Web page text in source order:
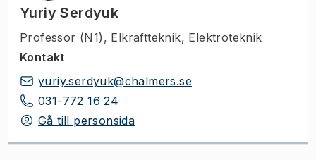
Yuriy Serdyuk
Professor (N1) , Elkraftteknik, Elektroteknik
Kontakt
yuriy.serdyuk@chalmers.se
031-772 16 24
Gå till personsida